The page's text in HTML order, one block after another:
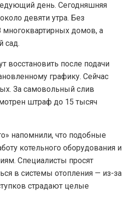
день. Сегодняшняя
девяти утра. Без
многоквартирных домов, а
сад.
восстановить после подачи
графику. Сейчас
За самовольный слив
штраф до 15 тысяч
напомнили, что подобные
котельного оборудования и
Специалисты просят
в системы отопления — из-за
страдают целые